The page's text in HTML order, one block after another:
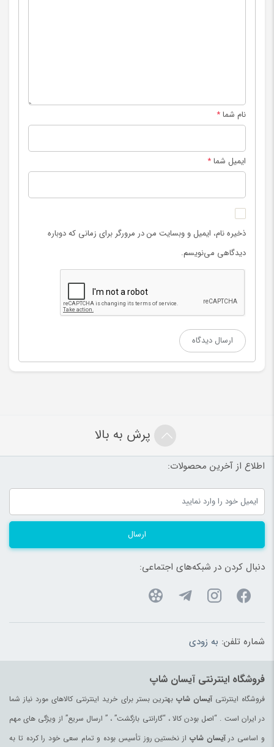
نام شما*
ایمیل شما*
ذخیره نام، ایمیل و وبسایت من در مرورگر برای زمانی که دوباره
دیدگاهی می‌نویسم.
پرش به بالا
اطلاع از آخرین محصولات:
ارسال
دنبال کردن در شبکه‌های اجتماعی:
شماره تلفن: به زودی
فروشگاه اینترنتی آیسان شاپ
فروشگاه اینترنتیآیسان شاپبهترین بستر برای خرید اینترنتی کالاهای مورد نیاز شما
در ایران است . “اصل بودن کالا ، “گارانتی بازگشت” ، ” ارسال سریع” از ویژگی های مهم
و اساسی درآیسان شاپ از نخستین روز تأسیس بوده و تمام سعی خود را کرده تا به